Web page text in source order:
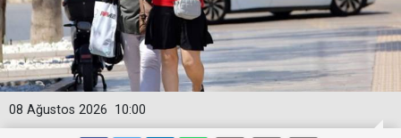
10:00
08 Ağustos 2026